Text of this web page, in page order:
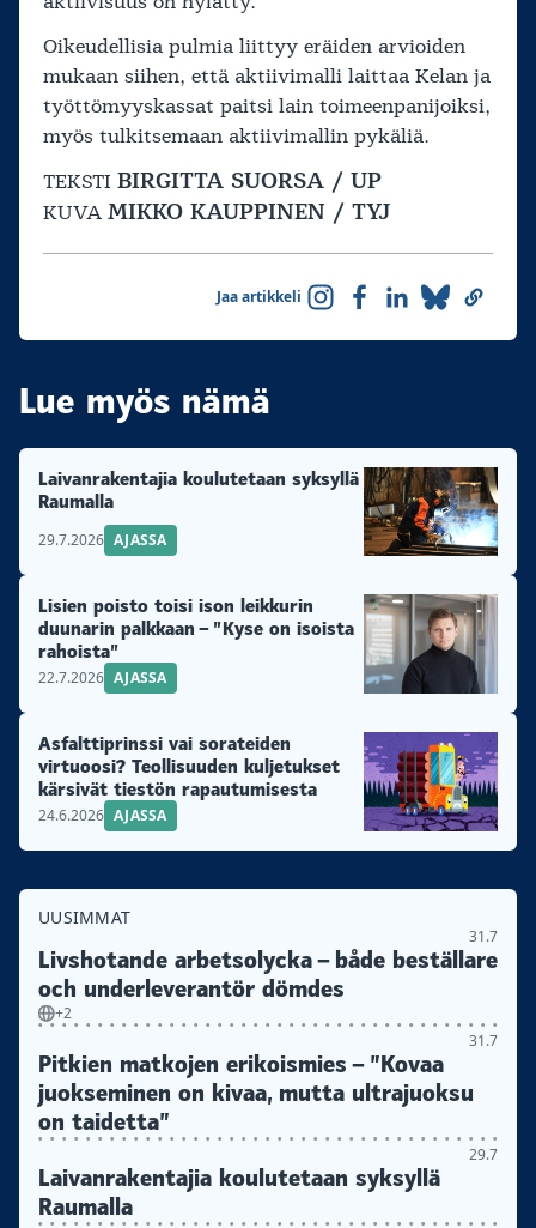
Oikeudellisia pulmia liittyy eräiden arvioiden
mukaan siihen, että aktiivimalli laittaa Kelan ja
työttömyyskassat paitsi lain toimeenpanijoiksi,
myös tulkitsemaan aktiivimallin pykäliä.
TEKSTI BIRGITTA SUORSA / UP
KUVA MIKKO KAUPPINEN / TYJ
Jaa artikkeli
Lue myös nämä
Laivanrakentajia koulutetaan syksyllä
Raumalla
29.7.2026 AJASSA
Lisien poisto toisi ison leikkurin
duunarin palkkaan – ”Kyse on isoista
rahoista”
22.7.2026 AJASSA
Asfalttiprinssi vai sorateiden
virtuoosi? Teollisuuden kuljetukset
kärsivät tiestön rapautumisesta
24.6.2026 AJASSA
UUSIMMAT
31.7
Livshotande arbetsolycka – både beställare
och underleverantör dömdes
+2
31.7
Pitkien matkojen erikoismies – ”Kovaa
juokseminen on kivaa, mutta ultrajuoksu
on taidetta”
29.7
Laivanrakentajia koulutetaan syksyllä
Raumalla